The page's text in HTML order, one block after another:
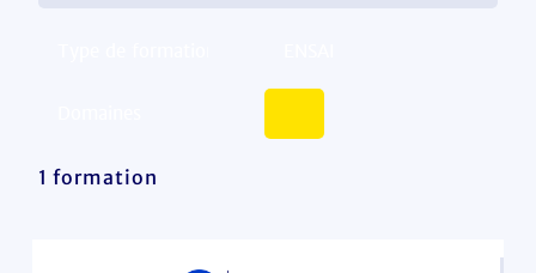
1 formation